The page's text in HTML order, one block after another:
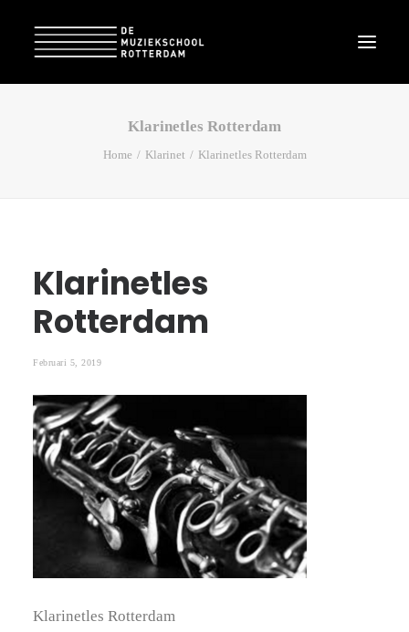
Klarinetles Rotterdam
Home Klarinet Klarinetles Rotterdam
Klarinetles
Rotterdam
Februari 5, 2019
Klarinetles Rotterdam